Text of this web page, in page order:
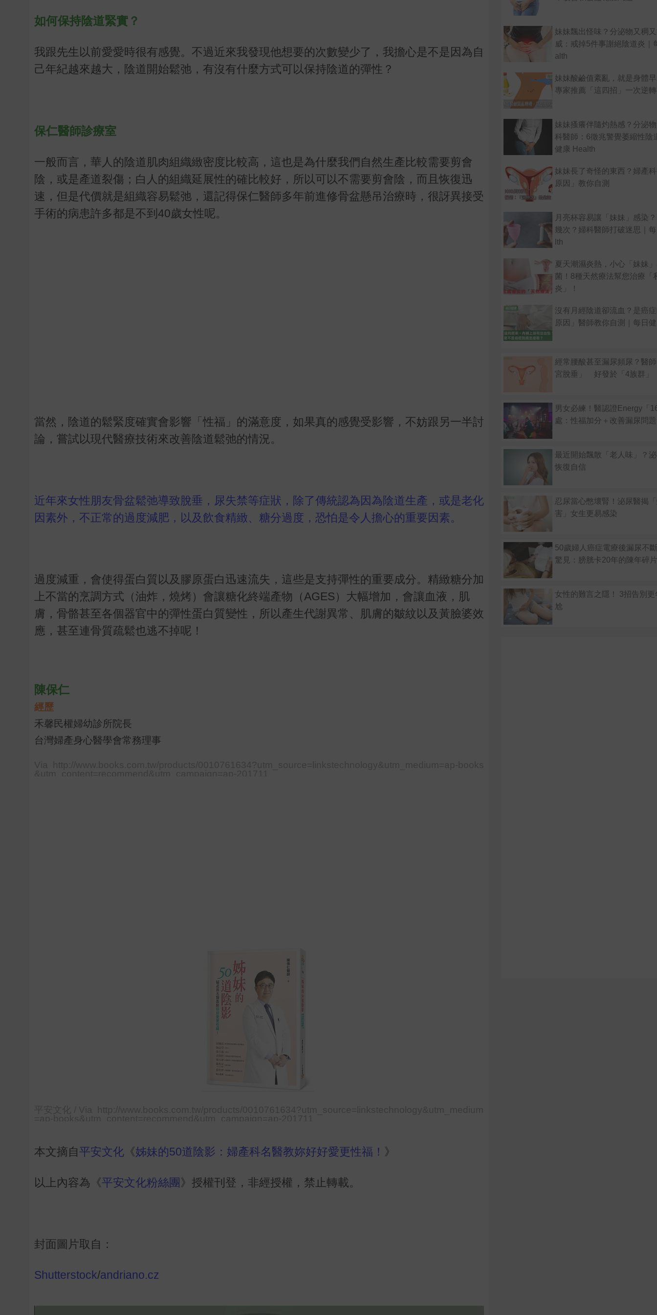
如何保持陰道緊實？
我跟先生以前愛愛時很有感覺。不過近來我發現他想要的次數變少了，我擔心是不是因為自
己年紀越來越大，陰道開始鬆弛，有沒有什麼方式可以保持陰道的彈性？
保仁醫師診療室
一般而言，華人的陰道肌肉組織緻密度比較高，這也是為什麼我們自然生產比較需要剪會
陰，或是產道裂傷；白人的組織延展性的確比較好，所以可以不需要剪會陰，而且恢復迅
速，但是代價就是組織容易鬆弛，還記得保仁醫師多年前進修骨盆懸吊治療時，很訝異接受
手術的病患許多都是不到 40歲女性呢。
當然，陰道的鬆緊度確實會影響「性福」的滿意度，如果真的感覺受影響，不妨跟另一半討
論，嘗試以現代醫療技術來改善陰道鬆弛的情況。
近年來女性朋友骨盆鬆弛導致脫垂，尿失禁等症狀，除了傳統認為因為陰道生產，或是老化
因素外，不正常的過度減肥，以及飲食精緻、糖分過度，恐怕是令人擔心的重要因素。
過度減重，會使得蛋白質以及膠原蛋白迅速流失，這些是支持彈性的重要成分。精緻糖分加
上不當的烹調方式（油炸，燒烤）會讓糖化終端產物（AGES）大幅增加，會讓血液，肌
膚，骨骼甚至各個器官中的彈性蛋白質變性，所以產生代謝異常、肌膚的皺紋以及黃臉婆效
應，甚至連骨質疏鬆也逃不掉呢！
陳保仁
經歷
禾馨民權婦幼診所院長
台灣婦產身心醫學會常務理事
本文摘自平安文化 《姊妹的50道陰影：婦產科名醫教妳好好愛更性福！ 》
以上內容為《平安文化粉絲團》授權刊登，非經授權，禁止轉載。
封面圖片取自：
Shutterstock/andriano.cz
妹妹飄出怪味？分泌物又稠
威：戒掉5件事謝絕陰道炎｜
alth
妹妹酸鹼值紊亂，就是身體
專家推薦「這四招」一次逆
妹妹搔癢伴隨灼熱感？分泌
科醫師：6徵兆警覺萎縮性陰
健康 Health
妹妹長了奇怪的東西？婦產
原因」教你自測
月亮杯容易讓「妹妹」感染
幾次？婦科醫師打破迷思｜
lth
夏天潮濕炎熱，小心「妹妹
菌！8種天然療法幫您治療「
炎」！
沒有月經陰道卻流血？是癌
原因」醫師教你自測｜每日
經常腰酸甚至漏尿頻尿？醫
宮脫垂」 好發於「4族群」
男女必練！醫認證Energy「
處：性福加分＋改善漏尿問題
最近開始飄散「老人味」？
恢復自信
忍尿當心憋壞腎！泌尿醫揭
害」女生更易感染
50歲婦人癌症電療後漏尿不
驚見：膀胱卡20年的陳年碎
女性的難言之隱！ 3招告別
尬